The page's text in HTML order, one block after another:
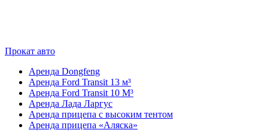
Прокат авто
Аренда Dongfeng
Аренда Ford Transit 13 м³
Аренда Ford Transit 10 М³
Аренда Лада Ларгус
Аренда прицепа с высоким тентом
Аренда прицепа «Аляска»